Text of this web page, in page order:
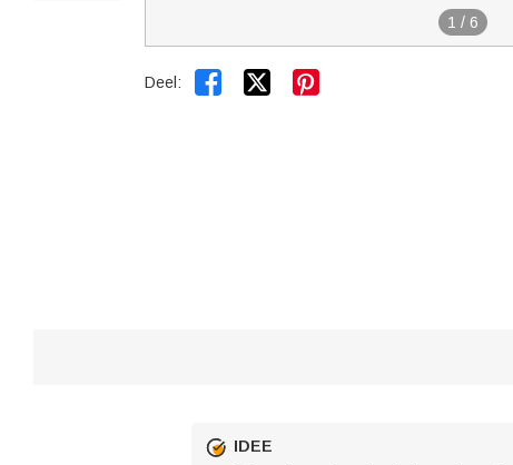
1 / 6
Deel:  
IDEE